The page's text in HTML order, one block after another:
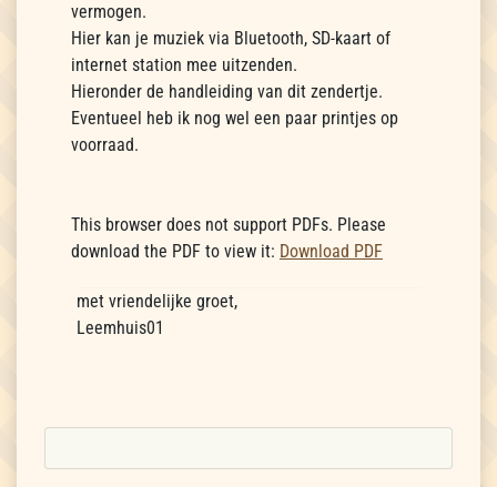
vermogen.
Hier kan je muziek via Bluetooth, SD-kaart of
internet station mee uitzenden.
Hieronder de handleiding van dit zendertje.
Eventueel heb ik nog wel een paar printjes op
voorraad.
This browser does not support PDFs. Please
download the PDF to view it: Download PDF
met vriendelijke groet,
Leemhuis01